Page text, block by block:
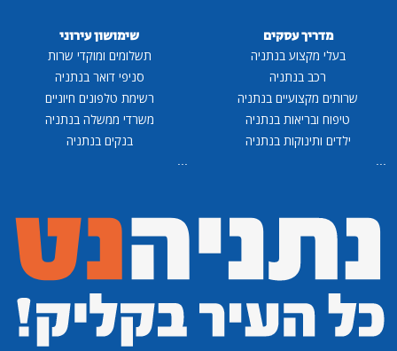
מדריך עסקים
בעלי מקצוע בנתניה
רכב בנתניה
שרותים מקצועיים בנתניה
טיפוח ובריאות בנתניה
ילדים ותינוקות בנתניה
...
שימושון עירוני
תשלומים ומוקדי שרות
סניפי דואר בנתניה
רשימת טלפונים חיוניים
משרדי ממשלה בנתניה
בנקים בנתניה
...